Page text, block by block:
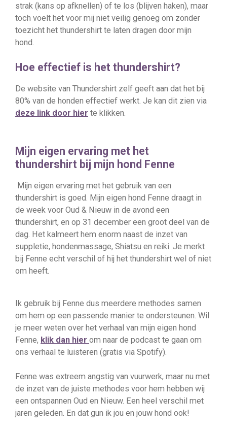
strak (kans op afknellen) of te los (blijven haken), maar
toch voelt het voor mij niet veilig genoeg om zonder
toezicht het thundershirt te laten dragen door mijn
hond.
Hoe effectief is het thundershirt?
De website van Thundershirt zelf geeft aan dat het bij
80% van de honden effectief werkt. Je kan dit zien via
deze link door hier te klikken.
Mijn eigen ervaring met het
thundershirt bij mijn hond Fenne
Mijn eigen ervaring met het gebruik van een
thundershirt is goed. Mijn eigen hond Fenne draagt in
de week voor Oud & Nieuw in de avond een
thundershirt, en op 31 december een groot deel van de
dag. Het kalmeert hem enorm naast de inzet van
suppletie, hondenmassage, Shiatsu en reiki. Je merkt
bij Fenne echt verschil of hij het thundershirt wel of niet
om heeft.
Ik gebruik bij Fenne dus meerdere methodes samen
om hem op een passende manier te ondersteunen. Wil
je meer weten over het verhaal van mijn eigen hond
Fenne, klik dan hier om naar de podcast te gaan om
ons verhaal te luisteren (gratis via Spotify).
Fenne was extreem angstig van vuurwerk, maar nu met
de inzet van de juiste methodes voor hem hebben wij
een ontspannen Oud en Nieuw. Een heel verschil met
jaren geleden. En dat gun ik jou en jouw hond ook!